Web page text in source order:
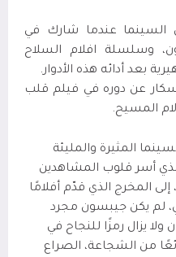
السينما عندما شارك في
وسلسلة افلام السلاح
بعد أدائه هذه الأدوار.
عن دوره في فيلم قلب
المسيح.
المثيرة والمليئة
أسر قلوب المشاهدين
المخرج الذي قدّم أفلامًا
لم يكن جيبسون مجرد
يزال رمزًا للنجاح في
من الشجاعة، الصراع